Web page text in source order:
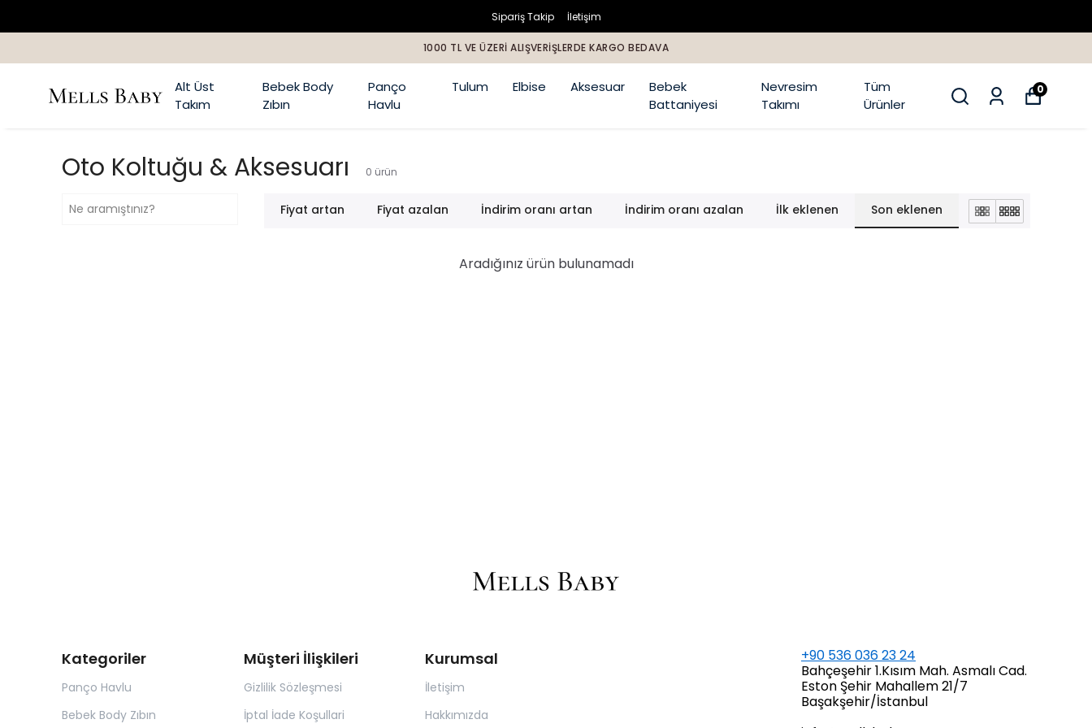
Sipariş Takip İletişim
1000 TL VE ÜZERİ ALIŞVERİŞLERDE KARGO BEDAVA
Alt Üst
Takım
Bebek Body
Zıbın
Panço
Havlu
Tulum Elbise Aksesuar
Bebek
Battaniyesi
Nevresim
Takımı
Tüm
Ürünler
0
Oto Koltuğu & Aksesuarı 0 ürün
Fiyat artan Fiyat azalan İndirim oranı artan İndirim oranı azalan İlk eklenen Son eklenen
Aradığınız ürün bulunamadı
Kategoriler
Panço Havlu
Bebek Body Zıbın
Müşteri İlişkileri
Gizlilik Sözleşmesi
İptal İade Koşullari
Kurumsal
İletişim
Hakkımızda
+90 536 036 23 24
Bahçeşehir 1.Kısım Mah. Asmalı Cad.
Eston Şehir Mahallem 21/7
Başakşehir/İstanbul